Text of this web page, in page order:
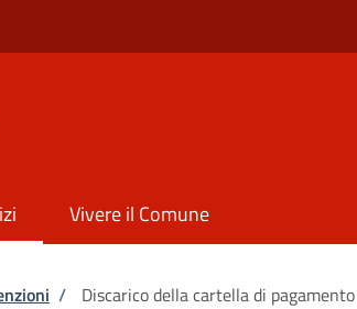
Vivere il Comune
/ Discarico della cartella di